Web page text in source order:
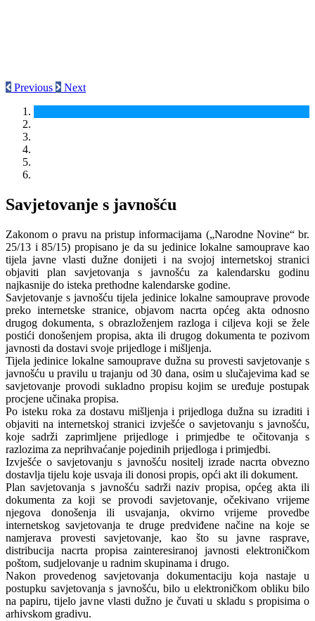
Previous Next
Savjetovanje s javnošću
Zakonom o pravu na pristup informacijama („Narodne Novine“ br.
25/13 i 85/15) propisano je da su jedinice lokalne samouprave kao
tijela javne vlasti dužne donijeti i na svojoj internetskoj stranici
objaviti plan savjetovanja s javnošću za kalendarsku godinu
najkasnije do isteka prethodne kalendarske godine.
Savjetovanje s javnošću tijela jedinice lokalne samouprave provode
preko internetske stranice, objavom nacrta općeg akta odnosno
drugog dokumenta, s obrazloženjem razloga i ciljeva koji se žele
postići donošenjem propisa, akta ili drugog dokumenta te pozivom
javnosti da dostavi svoje prijedloge i mišljenja.
Tijela jedinice lokalne samouprave dužna su provesti savjetovanje s
javnošću u pravilu u trajanju od 30 dana, osim u slučajevima kad se
savjetovanje provodi sukladno propisu kojim se uređuje postupak
procjene učinaka propisa.
Po isteku roka za dostavu mišljenja i prijedloga dužna su izraditi i
objaviti na internetskoj stranici izvješće o savjetovanju s javnošću,
koje sadrži zaprimljene prijedloge i primjedbe te očitovanja s
razlozima za neprihvaćanje pojedinih prijedloga i primjedbi.
Izvješće o savjetovanju s javnošću nositelj izrade nacrta obvezno
dostavlja tijelu koje usvaja ili donosi propis, opći akt ili dokument.
Plan savjetovanja s javnošću sadrži naziv propisa, općeg akta ili
dokumenta za koji se provodi savjetovanje, očekivano vrijeme
njegova donošenja ili usvajanja, okvirno vrijeme provedbe
internetskog savjetovanja te druge predviđene načine na koje se
namjerava provesti savjetovanje, kao što su javne rasprave,
distribucija nacrta propisa zainteresiranoj javnosti elektroničkom
poštom, sudjelovanje u radnim skupinama i drugo.
Nakon provedenog savjetovanja dokumentaciju koja nastaje u
postupku savjetovanja s javnošću, bilo u elektroničkom obliku bilo
na papiru, tijelo javne vlasti dužno je čuvati u skladu s propisima o
arhivskom gradivu.